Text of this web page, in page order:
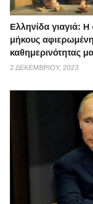
Ελληνίδα γιαγιά: Η
μήκους
καθημερινότητας
2 ΔΕΚΕΜΒΡΊΟΥ, 2023